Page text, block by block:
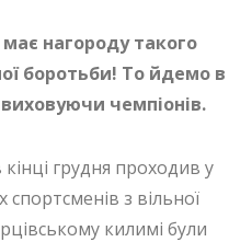
нагороду такого
боротьби! То йдемо в
чемпіонів.
грудня проходив у
спортсменів з вільної
килимі були